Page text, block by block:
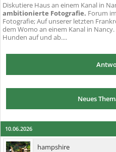
Diskutiere Haus an einem Kanal in
ambitionierte Fotografie. Forum
Fotografie; Auf unserer letzten
dem Womo an einem Kanal in
Hunden auf und ab....
Neues
10.06.2026
hampshire